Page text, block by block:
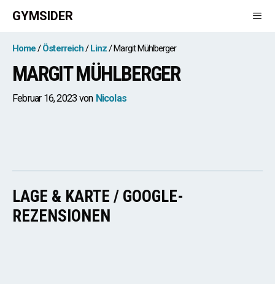
Zum
Inhalt
springen
GYMSIDER
Home Österreich Linz Margit Mühlberger
MARGIT MÜHLBERGER
Februar 16, 2023 von Nicolas
LAGE & KARTE / GOOGLE-
REZENSIONEN